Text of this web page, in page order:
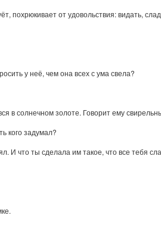
похрюкивает от удовольствия: видать,
у неё, чем она всех с ума свела?
в солнечном золоте. Говорит ему
кого задумал?
что ты сделала им такое, что все тебя